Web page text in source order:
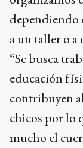
dependiendo
a un taller o a
“Se busca
educación
contribuyen
chicos por lo
mucho el